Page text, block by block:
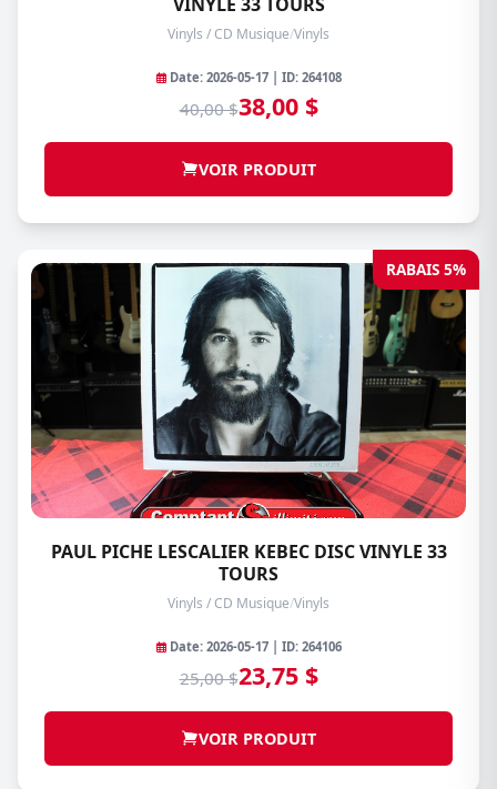
Vinyls / CD Musique/Vinyls
Date: 2026-05-17 | ID: 264108
40,00 $38,00 $
VOIR PRODUIT
RABAIS 5%
PAUL PICHE LESCALIER KEBEC DISC VINYLE 33
TOURS
Vinyls / CD Musique/Vinyls
Date: 2026-05-17 | ID: 264106
25,00 $23,75 $
VOIR PRODUIT